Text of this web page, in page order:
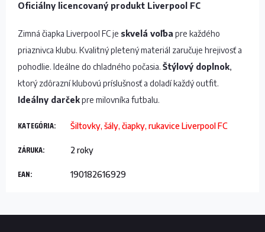
Oficiálny licencovaný produkt Liverpool FC
Zimná čiapka Liverpool FC je skvelá voľba pre každého
priaznivca klubu. Kvalitný pletený materiál zaručuje hrejivosť a
pohodlie. Ideálne do chladného počasia. Štýlový doplnok,
ktorý zdôrazní klubovú príslušnosť a doladí každý outfit.
Ideálny darčekpre milovníka futbalu.
KATEGÓRIA: Šiltovky, šály, čiapky, rukavice Liverpool FC
ZÁRUKA: 2 roky
EAN: 190182616929
Z